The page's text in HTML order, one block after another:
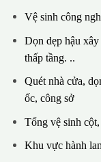
Vệ sinh công
Dọn dẹp hậu
thấp tầng. ..
Quét nhà cửa,
ốc, công sở
Tổng vệ sinh cột,
Khu vực hành